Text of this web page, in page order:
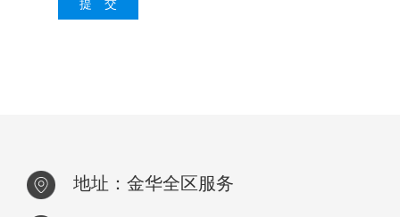
地址：金华全区服务